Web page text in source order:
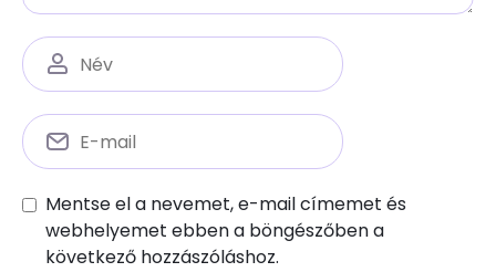
Mentse el a nevemet, e-mail címemet és
webhelyemet ebben a böngészőben a
következő hozzászóláshoz.